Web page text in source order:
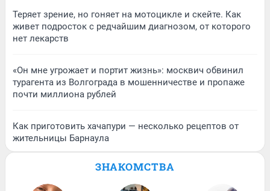
Теряет зрение, но гоняет на мотоцикле и скейте. Как
живет подросток с редчайшим диагнозом, от которого
нет лекарств
«Он мне угрожает и портит жизнь»: москвич обвинил
турагента из Волгограда в мошенничестве и пропаже
почти миллиона рублей
Как приготовить хачапури — несколько рецептов от
жительницы Барнаула
ЗНАКОМСТВА